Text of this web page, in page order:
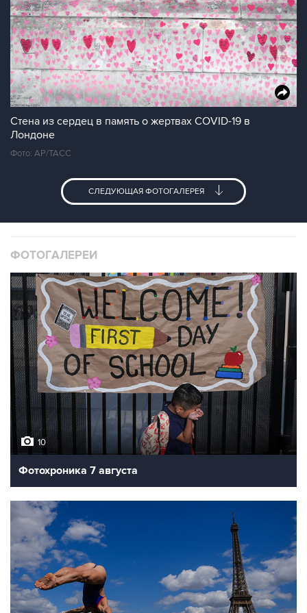
Стена из сердец в память о жертвах COVID-19 в
Лондоне
Фото: AP/ТАСС
СЛЕДУЮЩАЯ ФОТОГАЛЕРЕЯ
ФОТОГАЛЕРЕИ
10
Фотохроника 7 августа